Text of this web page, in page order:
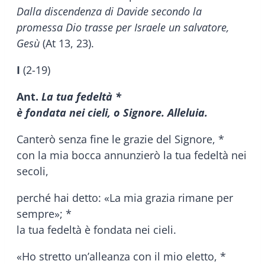
Dalla discendenza di Davide secondo la
promessa Dio trasse per Israele un salvatore,
Gesù (At 13, 23).
I (2-19)
Ant. La tua fedeltà *
è fondata nei cieli, o Signore. Alleluia.
Canterò senza fine le grazie del Signore, *
con la mia bocca annunzierò la tua fedeltà nei
secoli,
perché hai detto: «La mia grazia rimane per
sempre»; *
la tua fedeltà è fondata nei cieli.
«Ho stretto un’alleanza con il mio eletto, *